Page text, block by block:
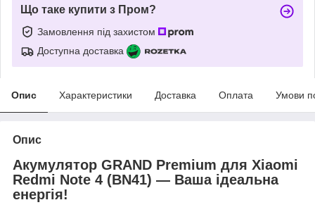
Що таке купити з Пром?
Замовлення під захистом
Доступна доставка
Опис Характеристики Доставка Оплата Умови
Опис
Акумулятор GRAND Premium для Xiaomi
Redmi Note 4 (BN41) — Ваша ідеальна
енергія!